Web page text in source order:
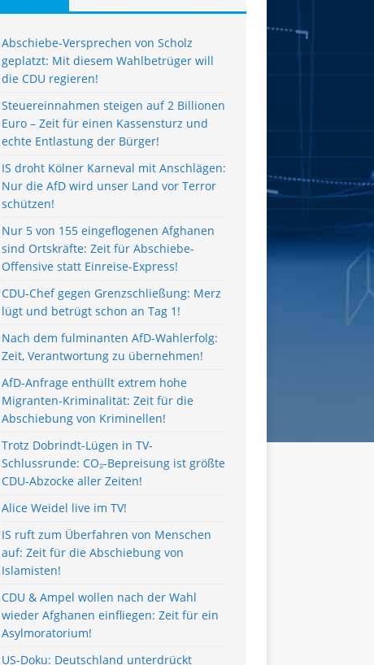
Abschiebe-Versprechen von Scholz
geplatzt: Mit diesem Wahlbetrüger will
die CDU regieren!
Steuereinnahmen steigen auf 2 Billionen
Euro – Zeit für einen Kassensturz und
echte Entlastung der Bürger!
IS droht Kölner Karneval mit Anschlägen:
Nur die AfD wird unser Land vor Terror
schützen!
Nur 5 von 155 eingeflogenen Afghanen
sind Ortskräfte: Zeit für Abschiebe-
Offensive statt Einreise-Express!
CDU-Chef gegen Grenzschließung: Merz
lügt und betrügt schon an Tag 1!
Nach dem fulminanten AfD-Wahlerfolg:
Zeit, Verantwortung zu übernehmen!
AfD-Anfrage enthüllt extrem hohe
Migranten-Kriminalität: Zeit für die
Abschiebung von Kriminellen!
Trotz Dobrindt-Lügen in TV-
Schlussrunde: CO₂-Bepreisung ist größte
CDU-Abzocke aller Zeiten!
Alice Weidel live im TV!
IS ruft zum Überfahren von Menschen
auf: Zeit für die Abschiebung von
Islamisten!
CDU & Ampel wollen nach der Wahl
wieder Afghanen einfliegen: Zeit für ein
Asylmoratorium!
US-Doku: Deutschland unterdrückt